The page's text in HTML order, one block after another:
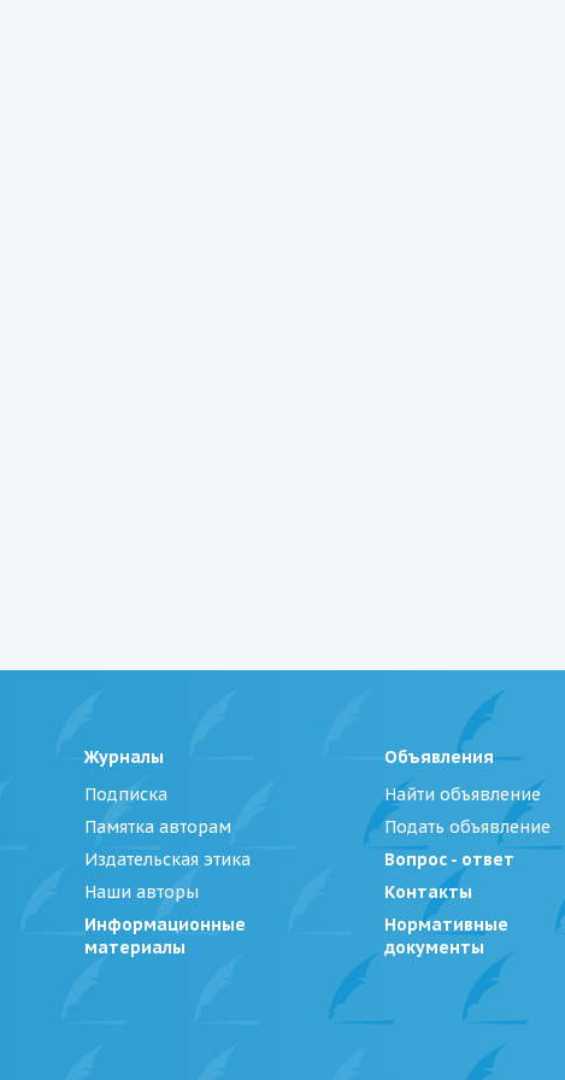
Журналы
Подписка
Памятка авторам
Издательская этика
Наши авторы
Информационные
материалы
Объявления
Найти объявление
Подать объявление
Вопрос - ответ
Контакты
Нормативные
документы